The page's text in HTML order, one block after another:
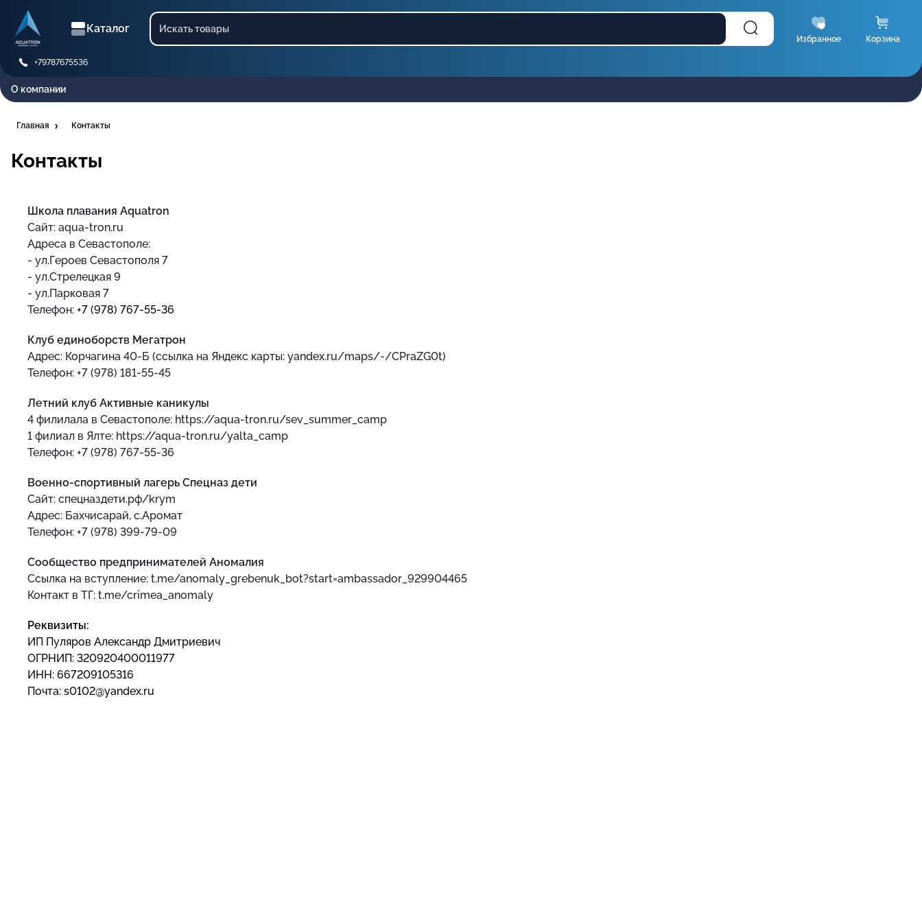
Каталог
Избранное Корзина
+79787675536
О компании
Главная Контакты
Контакты
Школа плавания Aquatron
Сайт: aqua-tron.ru
Адреса в Севастополе:
- ул.Героев Севастополя 7
- ул.Стрелецкая 9
- ул.Парковая 7
Телефон: +7 (978) 767-55-36
Клуб единоборств Мегатрон
Адрес: Корчагина 40-Б (ссылка на Яндекс карты: yandex.ru/maps/-/CPraZG0t)
Телефон: +7 (978) 181-55-45
Летний клуб Активные каникулы
4 филилала в Севастополе: https://aqua-tron.ru/sev_summer_camp
1 филиал в Ялте: https://aqua-tron.ru/yalta_camp
Телефон: +7 (978) 767-55-36
Военно-спортивный лагерь Спецназ дети
Сайт: спецназдети.рф/krym
Адрес: Бахчисарай, с.Аромат
Телефон: +7 (978) 399-79-09
Сообщество предпринимателей Аномалия
Ссылка на вступление: t.me/anomaly_grebenuk_bot?start=ambassador_929904465
Контакт в ТГ: t.me/crimea_anomaly
Реквизиты:
ИП Пуляров Александр Дмитриевич
ОГРНИП: 320920400011977
ИНН: 667209105316
Почта: s0102@yandex.ru